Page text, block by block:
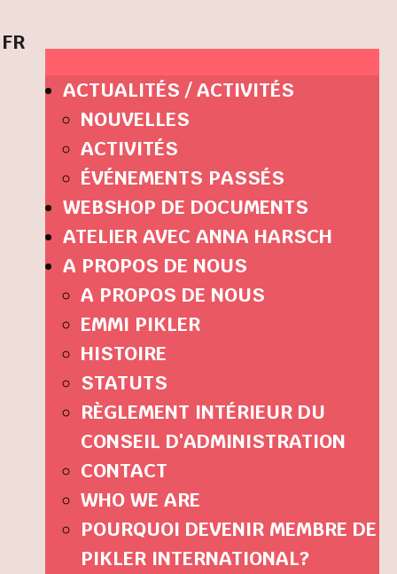
ACTUALITÉS / ACTIVITÉS
NOUVELLES
ACTIVITÉS
ÉVÉNEMENTS PASSÉS
WEBSHOP DE DOCUMENTS
ATELIER AVEC ANNA HARSCH
A PROPOS DE NOUS
A PROPOS DE NOUS
EMMI PIKLER
HISTOIRE
STATUTS
RÈGLEMENT INTÉRIEUR DU
CONSEIL D'ADMINISTRATION
CONTACT
WHO WE ARE
POURQUOI DEVENIR MEMBRE DE
PIKLER INTERNATIONAL?
FR